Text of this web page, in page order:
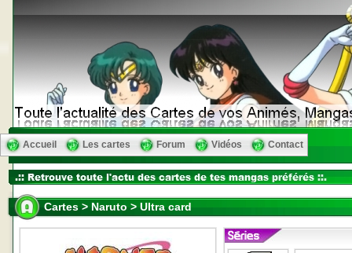
Accueil Les cartes Forum Vidéos Contact
Cartes > Naruto > Ultra card